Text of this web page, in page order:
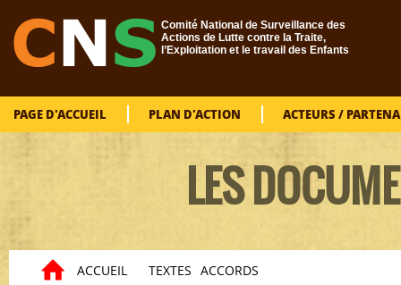
Comité National de Surveillance des
Actions de Lutte contre la Traite,
l’Exploitation et le travail des Enfants
PAGE D'ACCUEIL PLAN D'ACTION ACTEURS /
LES
ACCUEIL TEXTES ACCORDS